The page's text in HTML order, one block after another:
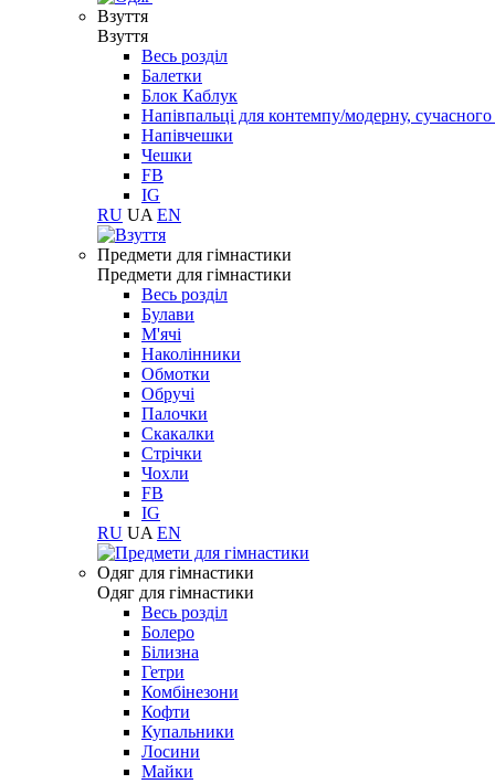
Взуття
Взуття
Весь розділ
Балетки
Блок Каблук
Напівпальці для контемпу/модерну,
Напівчешки
Чешки
FB
IG
RU UA EN
Предмети для гімнастики
Предмети для гімнастики
Весь розділ
Булави
М'ячі
Наколінники
Обмотки
Обручі
Палочки
Скакалки
Стрічки
Чохли
FB
IG
RU UA EN
Одяг для гімнастики
Одяг для гімнастики
Весь розділ
Болеро
Білизна
Гетри
Комбінезони
Кофти
Купальники
Лосини
Майки